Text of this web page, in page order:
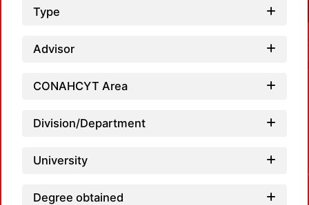
Type
Advisor
CONAHCYT Area
Division/Department
University
Degree obtained